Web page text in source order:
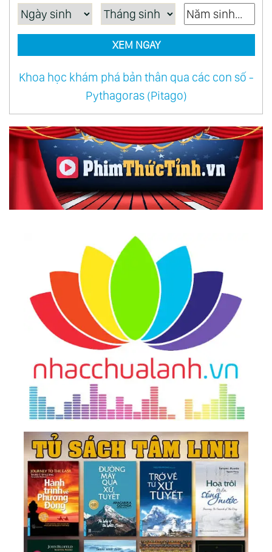
XEM NGAY
Khoa học khám phá bản thân qua các con số -
Pythagoras (Pitago)